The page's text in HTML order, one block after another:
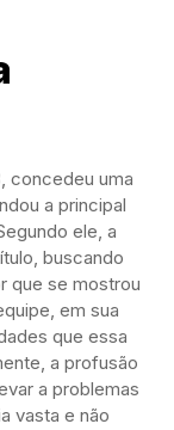
concedeu uma
a principal
ele, a
buscando
que se mostrou
em sua
que essa
a profusão
a problemas
vasta e não